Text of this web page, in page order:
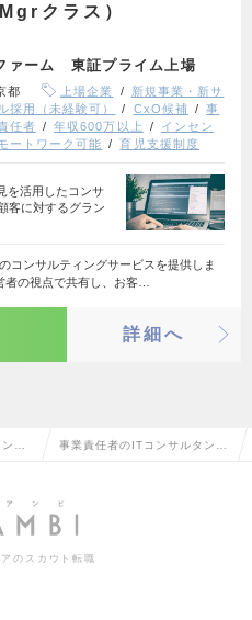
クラス）
ァーム 東証プライム上場
都 上場企業
新規事業・新サ
採用（未経験可） CxO候補
事
任者 年収600万以上
インセン
ートワーク可能 育児支援制度
を活用したコンサ
客に対するグラン
コンサルティングサービスを提供しま
の視点で共有し、お客…
詳細へ
サ 事業責任者のITコンサルタント
のスカウト転職